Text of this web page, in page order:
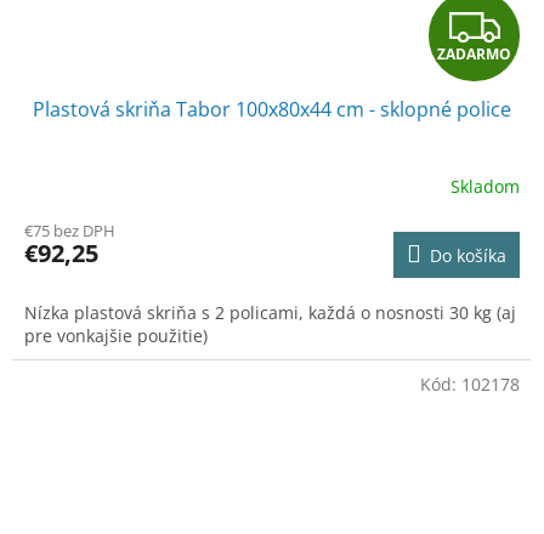
Z
A
D
A
R
M
O
ZADARMO
Plastová skriňa Tabor 100x80x44 cm - sklopné police
Skladom
€75 bez DPH
€92,25 Do košíka
Nízka plastová skriňa s 2 policami, každá o nosnosti 30 kg (aj
pre vonkajšie použitie)
Kód: 102178